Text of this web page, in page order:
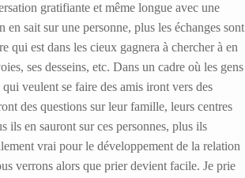
gratifiante et même longue avec une
sait sur une personne, plus les échanges sont
est dans les cieux gagnera à chercher à en
ses desseins, etc. Dans un cadre où les gens
veulent se faire des amis iront vers des
des questions sur leur famille, leurs centres
ils en sauront sur ces personnes, plus ils
vrai pour le développement de la relation
verrons alors que prier devient facile. Je prie